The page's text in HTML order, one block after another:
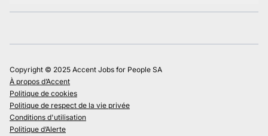
Copyright © 2025 Accent Jobs for People SA
À propos d’Accent
Politique de cookies
Politique de respect de la vie privée
Conditions d'utilisation
Politique d’Alerte